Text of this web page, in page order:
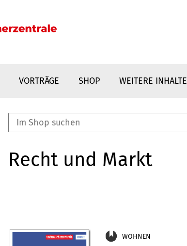
VORTRÄGE SHOP WEITERE INHALTE
Recht und Markt
WOHNEN